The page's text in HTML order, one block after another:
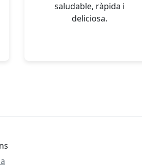
saludable, ràpida i
deliciosa.